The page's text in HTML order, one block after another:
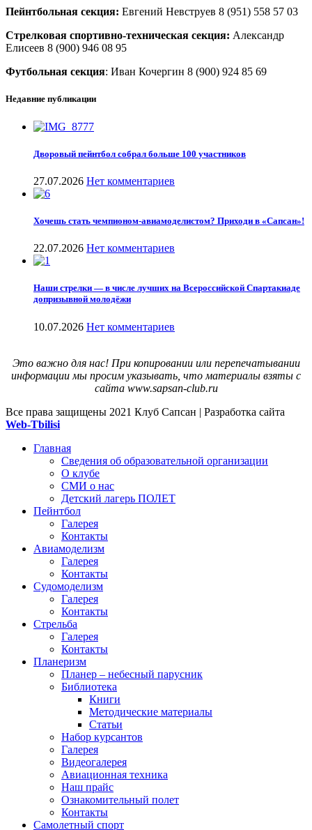
Пейнтбольная секция: Евгений Невструев 8 (951) 558 57 03
Стрелковая спортивно-техническая секция: Александр
Елисеев 8 (900) 946 08 95
Футбольная секция: Иван Кочергин 8 (900) 924 85 69
Недавние публикации
Дворовый пейнтбол собрал больше 100 участников
27.07.2026 Нет комментариев
Хочешь стать чемпионом-авиамоделистом? Приходи в «Сапсан»!
22.07.2026 Нет комментариев
Наши стрелки — в числе лучших на Всероссийской Спартакиаде
допризывной молодёжи
10.07.2026 Нет комментариев
Это важно для нас! При копировании или перепечатывании
информации мы просим указывать, что материалы взяты с
сайта www.sapsan-club.ru
Все права защищены 2021 Клуб Сапсан | Разработка сайта
Web-Tbilisi
Главная
Сведения об образовательной организации
О клубе
СМИ о нас
Детский лагерь ПОЛЕТ
Пейнтбол
Галерея
Контакты
Авиамоделизм
Галерея
Контакты
Судомоделизм
Галерея
Контакты
Стрельба
Галерея
Контакты
Планеризм
Планер – небесный парусник
Библиотека
Книги
Методические материалы
Статьи
Набор курсантов
Галерея
Видеогалерея
Авиационная техника
Наш прайс
Ознакомительный полет
Контакты
Самолетный спорт